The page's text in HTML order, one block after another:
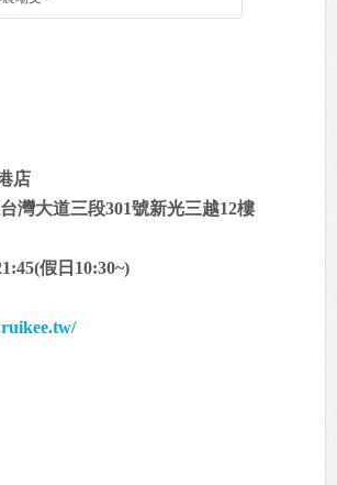
店
灣大道三段301號新光三越12樓
假日10:30~)